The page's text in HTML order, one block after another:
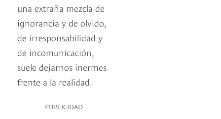
una extraña mezcla de
ignorancia y de olvido,
de irresponsabilidad y
de incomunicación,
suele dejarnos inermes
frente a la realidad.
PUBLICIDAD